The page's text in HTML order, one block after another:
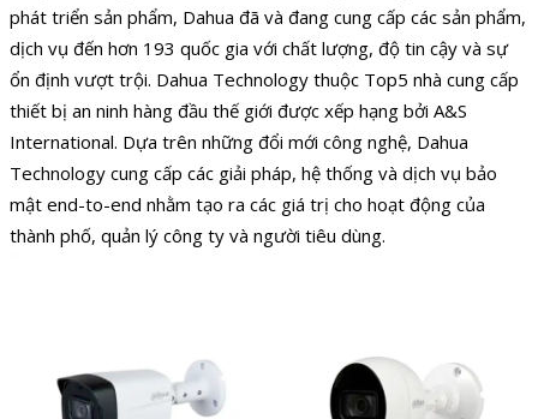
phát triển sản phẩm, Dahua đã và đang cung cấp các sản phẩm,
dịch vụ đến hơn 193 quốc gia với chất lượng, độ tin cậy và sự
ổn định vượt trội. Dahua Technology thuộc Top5 nhà cung cấp
thiết bị an ninh hàng đầu thế giới được xếp hạng bởi A&S
International. Dựa trên những đổi mới công nghệ, Dahua
Technology cung cấp các giải pháp, hệ thống và dịch vụ bảo
mật end-to-end nhằm tạo ra các giá trị cho hoạt động của
thành phố, quản lý công ty và người tiêu dùng.